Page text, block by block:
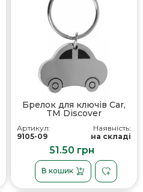
Брелок для ключів Car,
TM Discover
Артикул:
9105-09
Наявність:
на складі
51.50 грн
В кошик